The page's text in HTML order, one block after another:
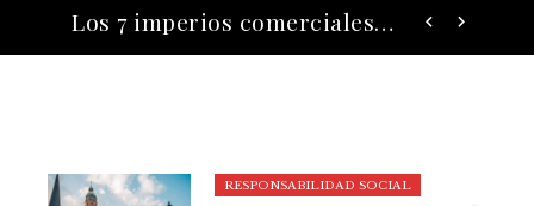
Los 7 imperios comerciales más influyentes antes de la era industrial
RESPONSABILIDAD SOCIAL